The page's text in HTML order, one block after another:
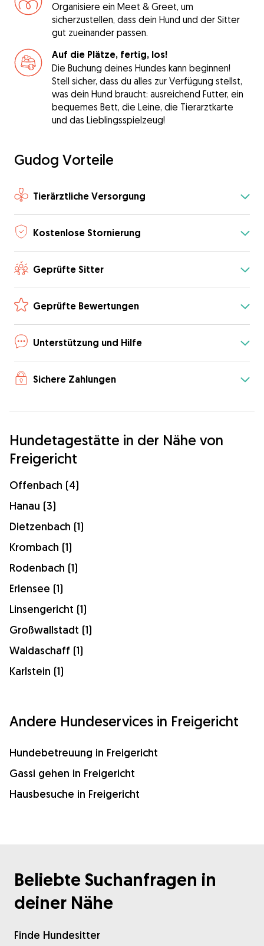
Organisiere ein Meet & Greet, um
sicherzustellen, dass dein Hund und der Sitter
gut zueinander passen.
Auf die Plätze, fertig, los!
Die Buchung deines Hundes kann beginnen!
Stell sicher, dass du alles zur Verfügung stellst,
was dein Hund braucht: ausreichend Futter, ein
bequemes Bett, die Leine, die Tierarztkarte
und das Lieblingsspielzeug!
Gudog Vorteile
Tierärztliche Versorgung
Kostenlose Stornierung
Geprüfte Sitter
Geprüfte Bewertungen
Unterstützung und Hilfe
Sichere Zahlungen
Hundetagestätte in der Nähe von
Freigericht
Offenbach (4)
Hanau (3)
Dietzenbach (1)
Krombach (1)
Rodenbach (1)
Erlensee (1)
Linsengericht (1)
Großwallstadt (1)
Waldaschaff (1)
Karlstein (1)
Andere Hundeservices in Freigericht
Hundebetreuung in Freigericht
Gassi gehen in Freigericht
Hausbesuche in Freigericht
Beliebte Suchanfragen in
deiner Nähe
Finde Hundesitter